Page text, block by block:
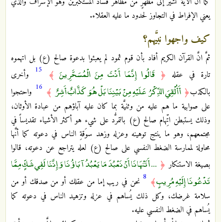
يعني الإفراط في التجاوز لحدود ما عليه العقلاء.
كيف واجهوا نبيَّهم؟
ثمَّ انَّ القرآن الكريم أفاد بأن قوم ثمود لم يعبئوا بدعوة صالح (ع) بل اتهموه
تارة في عقله ﴿قَالُوا إِنَّمَا أَنْتَ مِنَ الْمُسَحَّرِينَ﴾ 15 وأخرى
بالكذب﴿ أَأُلْقِيَ الذِّكْرُ عَلَيْهِ مِنْ بَيْنِنَا بَلْ هُوَ كَذَّابٌ أَشِرٌ ﴾ 16 واحتجوا
على صوابية ما هم عليه من وثنيَّة بما كان عليه آباؤهم من عبادة الأوثان،
وذلك يستبطن اتِّهام صالح (ع) بالتمرُّد على شيء هو أكثر الأشياء تقديساً في
مجتمعهم، وهو ما ينتج توهينه وعزله وزهد سوَقةِ الناس في دعوته كما أنَّها
محاولة لممارسة الضغط النفسي على صالح (ع) لعله يتراجع عن دعوته، قالوا
بصيغة الاستنكار ﴿ ... أَتَنْهَانَا أَنْ نَعْبُدَ مَا يَعْبُدُ آبَاؤُنَا وَإِنَّنَا لَفِي شَكٍّ مِمَّا
تَدْعُونَا إِلَيْهِ مُرِيبٍ﴾ 8 نحن في ريب إما من عقلك أو من صدقك أو من
سلامة غرضك، وكل ذلك يُساهم في عزله وتزهيد الناس في دعوته كما
يُساهم في الضغط النفسي عليه.